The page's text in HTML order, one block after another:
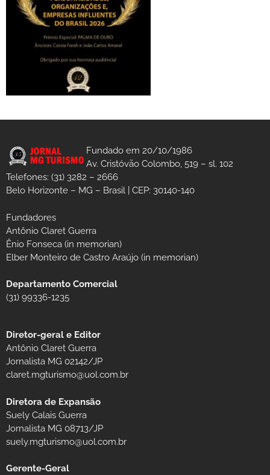
Fundado em 20/10/1986
Av. Cristóvão Colombo, 519 – sl. 102
Telefones: (31) 3282 – 2666
Belo Horizonte – MG – Brasil | CEP: 30140-140
Fundadores
Antônio Claret Guerra
Ênio Fonseca (in memorian)
Elber Monteiro de Castro Araújo (in memorian)
Departamento Comercial
(31) 99336-1235
Diretor-geral e Editor
Antônio Claret Guerra
Jornalista MG 02142/JP
claret.mgturismo@uol.com.br
Diretora de Expansão
Suely Calais Guerra
Jornalista MG 08713/JP
suely.mgturismo@uol.com.br
Gerente-Geral